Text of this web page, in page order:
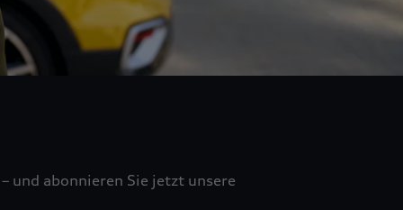
und abonnieren Sie jetzt unsere